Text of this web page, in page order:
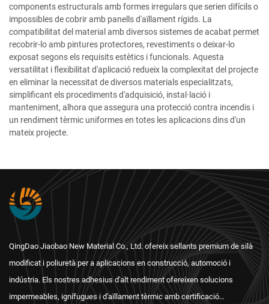
components estructurals amb formes irregulars que serien difícils o
impossibles de cobrir amb panells d'aïllament rígids. La
compatibilitat del material amb diversos sistemes de acabat permet
recobrir-lo amb pintures protectores, revestiments o deixar-lo
exposat segons els requisits estètics i funcionals. Aquesta
versatilitat i flexibilitat d'aplicació redueix la complexitat del projecte
en eliminar la necessitat de diversos materials especialitzats,
simplificant els procediments d'adquisició, instal·lació i
manteniment, alhora que assegura una protecció contra incendis i
un rendiment tèrmic uniformes en totes les aplicacions dins d'un
mateix projecte.
QingDao Jiaobao New Material Co., Ltd. ofereix sellants premium de silà
modificat i poliuretà per a aplicacions en construcció, automoció i
indústria. Els nostres adhesius d'alt rendiment ofereixen solucions
impermeables, ignífugues i d'aïllament tèrmic amb certificació